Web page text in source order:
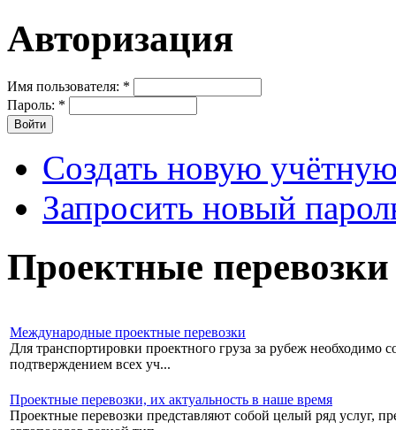
Авторизация
Имя пользователя: *
Пароль: *
Создать новую
Запросить новый
Проектные перевозки
Международные проектные перевозки
Для транспортировки проектного груза за рубеж необходимо
подтверждением всех уч...
Проектные перевозки, их актуальность в наше время
Проектные перевозки представляют собой целый ряд услуг,